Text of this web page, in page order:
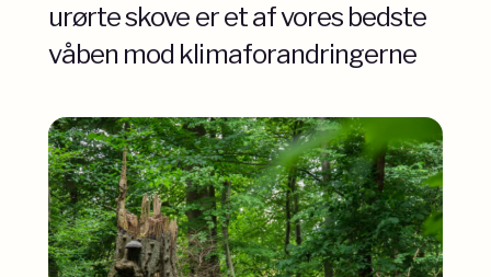
urørte skove er et af vores bedste
våben mod klimaforandringerne